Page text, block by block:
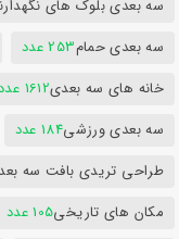
سه بعدی بلوک های
سه بعدی حمام253 عدد
خانه های سه بعدی1612 عدد
سه بعدی ورزشی184 عدد
طراحی تریدی بافت سه
مکان های تاریخی105 عدد